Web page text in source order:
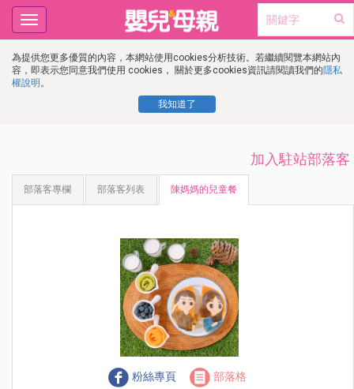
為提供您更多優質的內容，本網站使用cookies分析技術。若繼續閱覽本網站內
容，即表示您同意我們使用 cookies， 關於更多cookies資訊請閱讀我們的隱私
權說明 。
我知道了
Toggle
navigation
加入駐站部落客
部落客專欄 部落客列表 陳媽媽的兒童餐
粉絲專頁 部落格